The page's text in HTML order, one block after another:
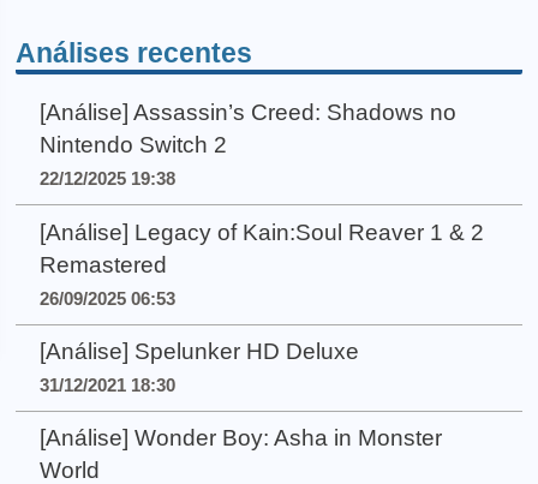
Análises recentes
[Análise] Assassin’s Creed: Shadows no
Nintendo Switch 2
22/12/2025 19:38
[Análise] Legacy of Kain:Soul Reaver 1 & 2
Remastered
26/09/2025 06:53
[Análise] Spelunker HD Deluxe
31/12/2021 18:30
[Análise] Wonder Boy: Asha in Monster
World